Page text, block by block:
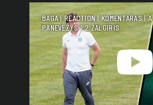
BAGA | REACTION | KOMENTARAS |
PANEVĖŽYS 1:2 ŽALGIRIS